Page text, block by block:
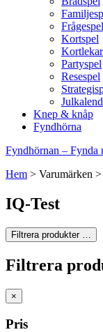
Frågespel
Kortspel
Kortlekar
Partyspel
Resespel
Knep & knåp
Fyndhörna
Fyndhörnan – Fynda
Hem > Varumärken >
IQ-Test
Filtrera produkter …
Filtrera
×
Pris